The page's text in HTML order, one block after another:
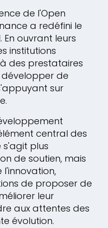
de l'Open
a redéfini le
ouvrant leurs
institutions
des prestataires
de
sur
central des
s'agit plus
de soutien, mais
de proposer de
leur
aux attentes des
évolution.